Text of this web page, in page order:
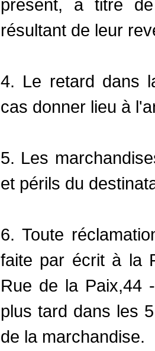
présent, à titre
résultant de leur
4. Le retard dans
cas donner lieu à
5. Les
et périls du
6. Toute
faite par écrit à la
Rue de la Paix,44
plus tard dans les
de la marchandise.